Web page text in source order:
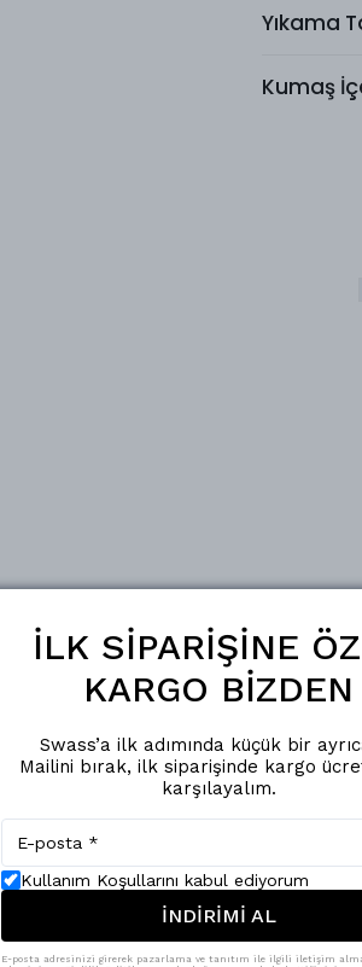
Yıkama
Kumaş
İLK SİPARİŞİNE
KARGO BİZDEN
Swass’a ilk adımında küçük bir
Mailini bırak, ilk siparişinde kargo
karşılayalım.
Kullanım Koşullarını kabul ediyorum
İNDİRİMİ AL
E-posta adresinizi girerek pazarlama ve tanıtım ile ilgili iletişim